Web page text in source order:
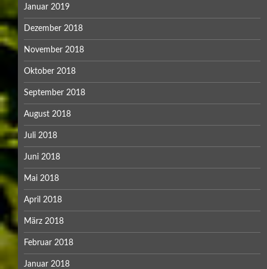
Januar 2019
Dezember 2018
November 2018
Oktober 2018
September 2018
August 2018
Juli 2018
Juni 2018
Mai 2018
April 2018
März 2018
Februar 2018
Januar 2018